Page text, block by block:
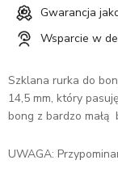
Gwarancja
Wsparcie w
Szklana rurka do
14,5 mm, który
bong z bardzo małą
UWAGA: